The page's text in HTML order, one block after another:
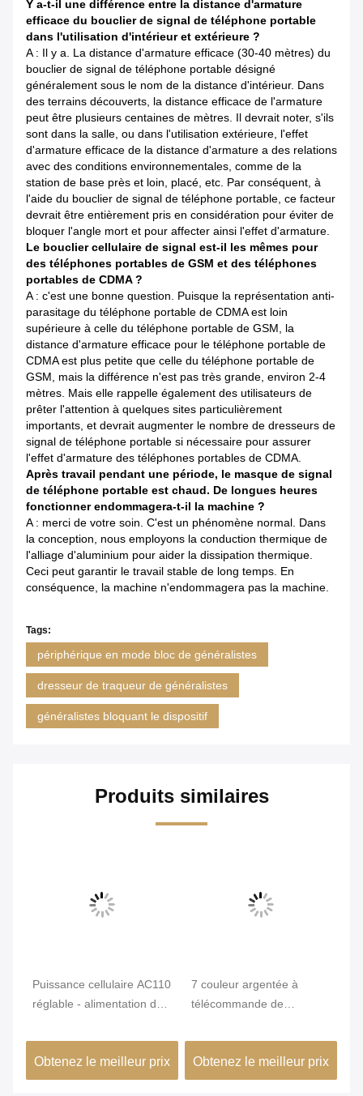
Y a-t-il une différence entre la distance d'armature
efficace du bouclier de signal de téléphone portable
dans l'utilisation d'intérieur et extérieure ?
A : Il y a. La distance d'armature efficace (30-40 mètres) du
bouclier de signal de téléphone portable désigné
généralement sous le nom de la distance d'intérieur. Dans
des terrains découverts, la distance efficace de l'armature
peut être plusieurs centaines de mètres. Il devrait noter, s'ils
sont dans la salle, ou dans l'utilisation extérieure, l'effet
d'armature efficace de la distance d'armature a des relations
avec des conditions environnementales, comme de la
station de base près et loin, placé, etc. Par conséquent, à
l'aide du bouclier de signal de téléphone portable, ce facteur
devrait être entièrement pris en considération pour éviter de
bloquer l'angle mort et pour affecter ainsi l'effet d'armature.
Le bouclier cellulaire de signal est-il les mêmes pour
des téléphones portables de GSM et des téléphones
portables de CDMA ?
A : c'est une bonne question. Puisque la représentation anti-
parasitage du téléphone portable de CDMA est loin
supérieure à celle du téléphone portable de GSM, la
distance d'armature efficace pour le téléphone portable de
CDMA est plus petite que celle du téléphone portable de
GSM, mais la différence n'est pas très grande, environ 2-4
mètres. Mais elle rappelle également des utilisateurs de
prêter l'attention à quelques sites particulièrement
importants, et devrait augmenter le nombre de dresseurs de
signal de téléphone portable si nécessaire pour assurer
l'effet d'armature des téléphones portables de CDMA.
Après travail pendant une période, le masque de signal
de téléphone portable est chaud. De longues heures
fonctionner endommagera-t-il la machine ?
A : merci de votre soin. C'est un phénomène normal. Dans
la conception, nous employons la conduction thermique de
l'alliage d'aluminium pour aider la dissipation thermique.
Ceci peut garantir le travail stable de long temps. En
conséquence, la machine n'endommagera pas la machine.
Tags:
périphérique en mode bloc de généralistes
dresseur de traqueur de généralistes
généralistes bloquant le dispositif
Produits similaires
Puissance cellulaire AC110
réglable - alimentation de
GPS de 6 bandes de
l'énergie 250V
Obtenez le meilleur prix
7 couleur argentée à
télécommande de
haute/GSM de brouilleur
de signal des bandes 16W
GPS
Obtenez le meilleur prix